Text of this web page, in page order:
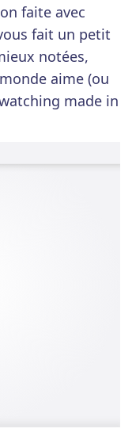
faite avec
fait un petit
notées,
aime (ou
made in